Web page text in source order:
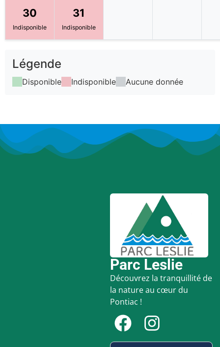
30
Indisponible
31
Indisponible
Légende
Disponible Indisponible Aucune donnée
Parc Leslie
Découvrez la tranquillité de
la nature au cœur du
Pontiac !